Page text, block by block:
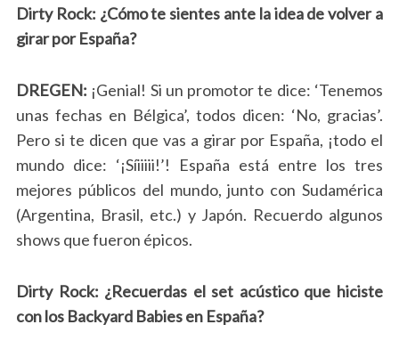
Dirty Rock: ¿Cómo te sientes ante la idea de volver a
girar por España?
DREGEN: ¡Genial! Si un promotor te dice: ‘Tenemos
unas fechas en Bélgica’, todos dicen: ‘No, gracias’.
Pero si te dicen que vas a girar por España, ¡todo el
mundo dice: ‘¡Síiiiii!’! España está entre los tres
mejores públicos del mundo, junto con Sudamérica
(Argentina, Brasil, etc.) y Japón. Recuerdo algunos
shows que fueron épicos.
Dirty Rock: ¿Recuerdas el set acústico que hiciste
con los Backyard Babies en España?